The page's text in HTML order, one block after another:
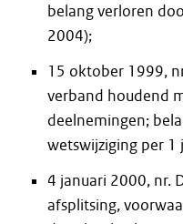
belang verloren
2004);
15 oktober 1999,
verband houdend
deelnemingen;
wetswijziging per 1
4 januari 2000, nr.
afsplitsing,